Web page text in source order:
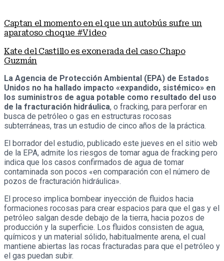
Captan el momento en el que un autobús sufre un
aparatoso choque #Video
Kate del Castillo es exonerada del caso Chapo
Guzmán
La Agencia de Protección Ambiental (EPA) de Estados
Unidos no ha hallado impacto «expandido, sistémico» en
los suministros de agua potable como resultado del uso
de la fracturación hidráulica, o fracking, para perforar en
busca de petróleo o gas en estructuras rocosas
subterráneas, tras un estudio de cinco años de la práctica.
El borrador del estudio, publicado este jueves en el sitio web
de la EPA, admite los riesgos de tomar agua de fracking pero
indica que los casos confirmados de agua de tomar
contaminada son pocos «en comparación con el número de
pozos de fracturación hidráulica».
El proceso implica bombear inyección de fluidos hacia
formaciones rocosas para crear espacios para que el gas y el
petróleo salgan desde debajo de la tierra, hacia pozos de
producción y la superficie. Los fluidos consisten de agua,
químicos y un material sólido, habitualmente arena, el cual
mantiene abiertas las rocas fracturadas para que el petróleo y
el gas puedan subir.